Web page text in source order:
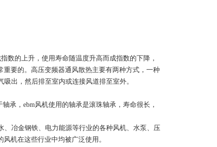
数的上升，使用寿命随温度升高而成指数的下降，
重要的。高压变频器通风散热主要有两种方式，一种
出，然后排至室内或连接风道排至室外。
承，ebm风机使用的轴承是滚珠轴承，寿命很长，
冶金钢铁、电力能源等行业的各种风机、水泵、压
风机在这些行业中均被广泛使用。